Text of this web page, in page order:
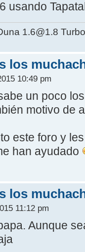
usando
1.6@1.8
los
10:49 pm
un poco
motivo de
este foro y
han ayudado
los
11:12 pm
Aunque